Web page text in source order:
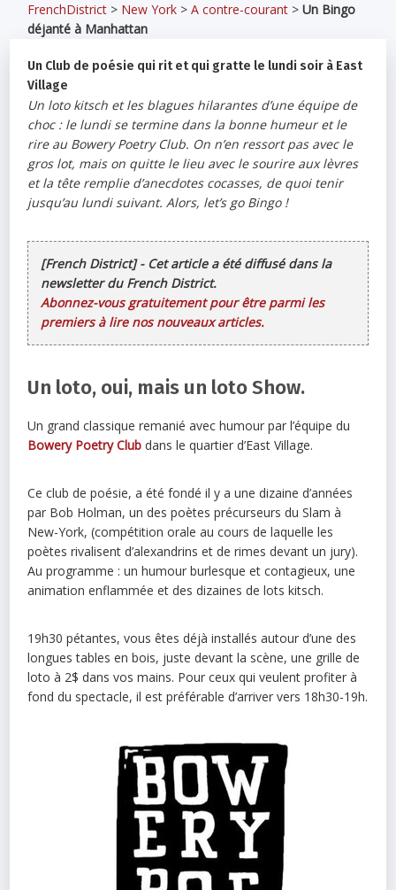
FrenchDistrict > New York >A contre-courant >Un Bingo
déjanté à Manhattan
Un Club de poésie qui rit et qui gratte le lundi soir à East
Village
Un loto kitsch et les blagues hilarantes d’une équipe de
choc : le lundi se termine dans la bonne humeur et le
rire au Bowery Poetry Club. On n’en ressort pas avec le
gros lot, mais on quitte le lieu avec le sourire aux lèvres
et la tête remplie d’anecdotes cocasses, de quoi tenir
jusqu’au lundi suivant. Alors, let’s go Bingo !
[French District] - Cet article a été diffusé dans la
newsletter du French District.
Abonnez-vous gratuitement pour être parmi les
premiers à lire nos nouveaux articles.
Un loto, oui, mais un loto Show.
Un grand classique remanié avec humour par l’équipe du
Bowery Poetry Club dans le quartier d’East Village.
Ce club de poésie, a été fondé il y a une dizaine d’années
par Bob Holman, un des poètes précurseurs du Slam à
New-York, (compétition orale au cours de laquelle les
poètes rivalisent d’alexandrins et de rimes devant un jury).
Au programme : un humour burlesque et contagieux, une
animation enflammée et des dizaines de lots kitsch.
19h30 pétantes, vous êtes déjà installés autour d’une des
longues tables en bois, juste devant la scène, une grille de
loto à 2$ dans vos mains. Pour ceux qui veulent profiter à
fond du spectacle, il est préférable d’arriver vers 18h30-19h.